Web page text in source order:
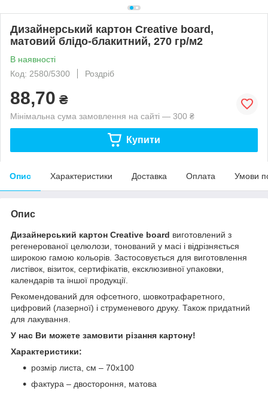
Дизайнерський картон Creative board,
матовий блідо-блакитний, 270 гр/м2
В наявності
Код: 2580/5300
Роздріб
88,70 ₴
Мінімальна сума замовлення на сайті — 300 ₴
Купити
Опис Характеристики Доставка Оплата Умови
Опис
Дизайнерський картон Creative board виготовлений з
регенерованої целюлози, тонований у масі і відрізняється
широкою гамою кольорів. Застосовується для виготовлення
листівок, візиток, сертифікатів, ексклюзивної упаковки,
календарів та іншої продукції.
Рекомендований для офсетного, шовкотрафаретного,
цифровий (лазерної) і струменевого друку. Також придатний
для лакування.
У нас Ви можете замовити різання картону!
Характеристики:
розмір листа, см – 70х100
фактура – двостороння, матова